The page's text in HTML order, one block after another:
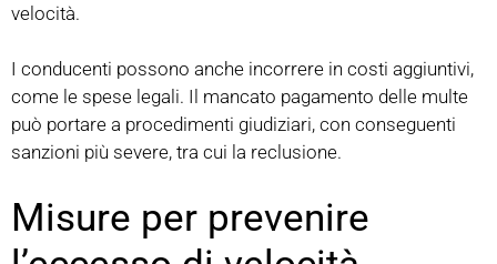
velocità.
I conducenti possono anche incorrere in costi aggiuntivi,
come le spese legali. Il mancato pagamento delle multe
può portare a procedimenti giudiziari, con conseguenti
sanzioni più severe, tra cui la reclusione.
Misure per prevenire